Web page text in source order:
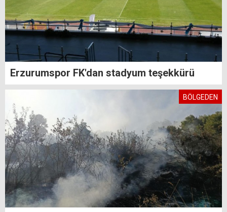
Erzurumspor FK'dan stadyum teşekkürü
BÖLGEDEN